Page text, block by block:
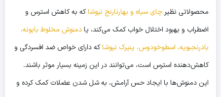
محصولاتی نظیر چای سیاه و بهارنارنج نیوشاکه به کاهش استرس و
اضطراب و بهبود اختلال خواب کمک می‌کند، یادمنوش مخلوط بابونه،
بادرنجبویه، اسطوخودوس، پنیرک نیوشاکه دارای خواص ضد افسردگی و
کاهش‌دهنده استرس است، می‌توانند در این زمینه بسیار موثر باشند.
این دمنوش‌ها با ایجاد حس آرامش، به شل شدن عضلات کمک کرده و